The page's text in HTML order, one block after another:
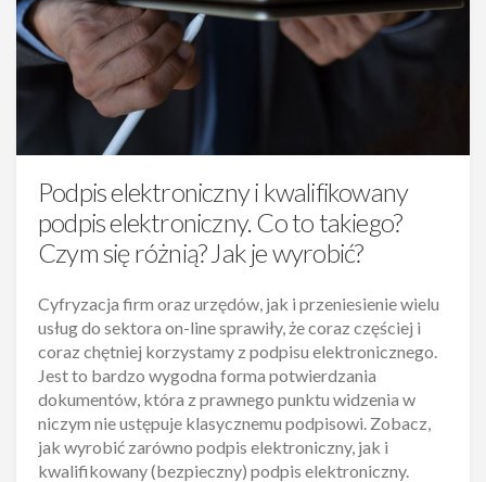
Podpis elektroniczny i kwalifikowany
podpis elektroniczny. Co to takiego?
Czym się różnią? Jak je wyrobić?
Cyfryzacja firm oraz urzędów, jak i przeniesienie wielu
usług do sektora on-line sprawiły, że coraz częściej i
coraz chętniej korzystamy z podpisu elektronicznego.
Jest to bardzo wygodna forma potwierdzania
dokumentów, która z prawnego punktu widzenia w
niczym nie ustępuje klasycznemu podpisowi. Zobacz,
jak wyrobić zarówno podpis elektroniczny, jak i
kwalifikowany (bezpieczny) podpis elektroniczny.